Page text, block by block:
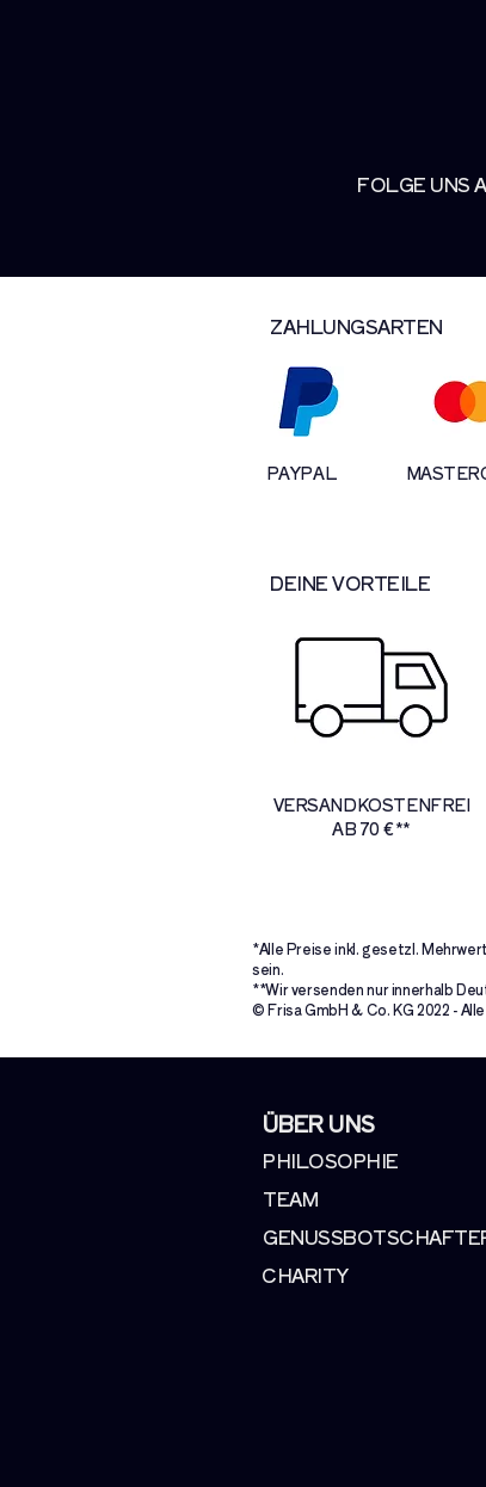
FOLGE UNS
ZAHLUNGSARTEN
PAYPAL
DEINE VORTEILE
VERSANDKOSTENFREI
AB 70 € **
*Alle Preise inkl. gesetzl.
sein.
**Wir versenden nur innerhalb
© Frisa GmbH & Co. KG 2022 -
ÜBER UNS
PHILOSOPHIE
TEAM
CHARITY